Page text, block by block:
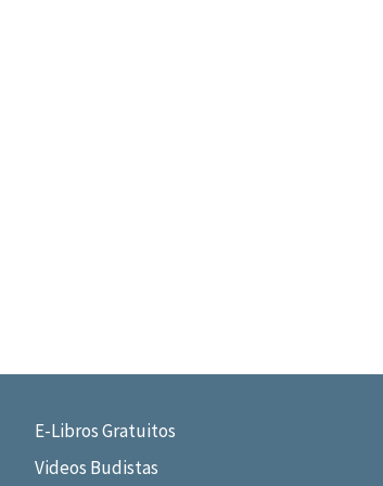
E-Libros Gratuitos
Videos Budistas